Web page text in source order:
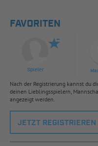
FAVORITEN
Spieler
Nach der Registrierung kannst du
deinen Lieblingsspielern,
angezeigt werden.
JETZT REGISTRIEREN